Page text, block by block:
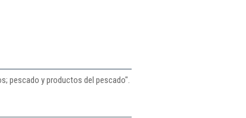
pescado y productos del pescado".